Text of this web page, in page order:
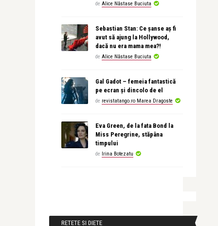
de Alice Năstase Buciuta
Sebastian Stan: Ce șanse aș fi
avut să ajung la Hollywood,
dacă nu era mama mea?!
de Alice Năstase Buciuta
Gal Gadot – femeia fantastică
pe ecran și dincolo de el
de revistatango.ro Marea Dragoste
Eva Green, de la fata Bond la
Miss Peregrine, stăpâna
timpului
de Irina Botezatu
RETETE SI DIETE